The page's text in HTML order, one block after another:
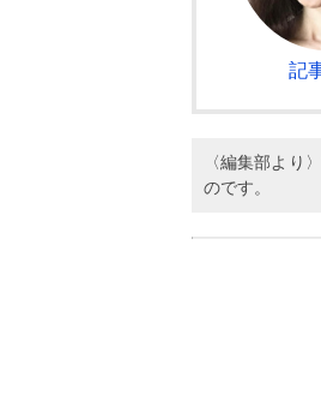
記
〈編集部より
のです。